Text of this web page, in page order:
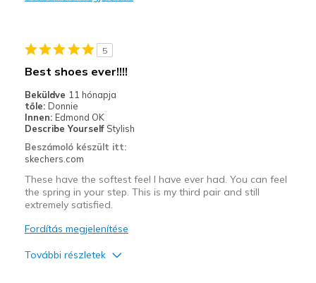
Casual Wear
5
Best shoes ever!!!!
Beküldve 11 hónapja
tőle: Donnie
Innen: Edmond OK
Describe Yourself Stylish
Beszámoló készült itt:
skechers.com
These have the softest feel I have ever had. You can feel
the spring in your step. This is my third pair and still
extremely satisfied.
Fordítás megjelenítése
További részletek